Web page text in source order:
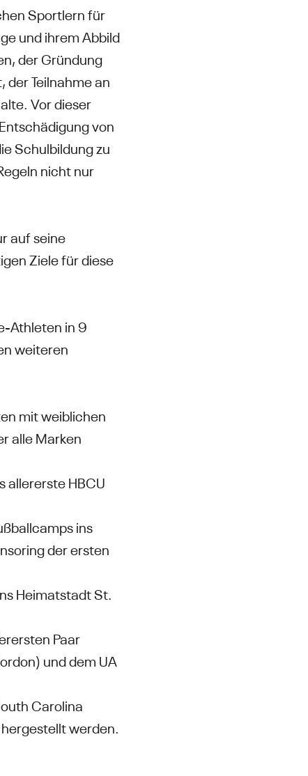
Sportlern für
und ihrem Abbild
der Gründung
Teilnahme an
Vor dieser
von
Schulbildung zu
nicht nur
auf seine
Ziele für diese
Athleten in 9
weiteren
mit weiblichen
alle Marken
allererste HBCU
ins
der ersten
Heimatstadt St.
Paar
und dem UA
Carolina
werden.